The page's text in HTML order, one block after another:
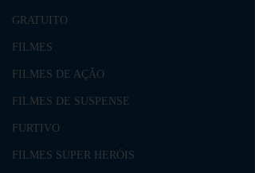
GRATUITO
FILMES
FILMES DE AÇÃO
FILMES DE SUSPENSE
FURTIVO
FILMES SUPER HERÓIS